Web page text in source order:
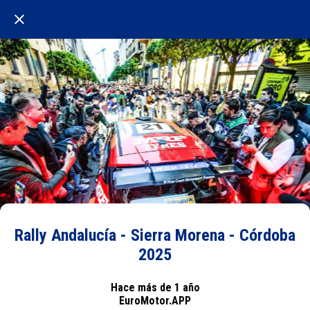
Rally Andalucía - Sierra Morena - Córdoba
2025
Hace más de 1 año
EuroMotor.APP